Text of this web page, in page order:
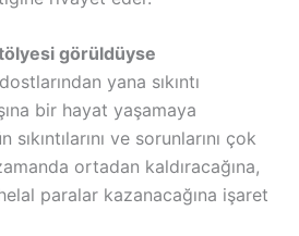
görüldüyse
yana sıkıntı
bir hayat yaşamaya
ve sorunlarını çok
ortadan kaldıracağına,
paralar kazanacağına işaret